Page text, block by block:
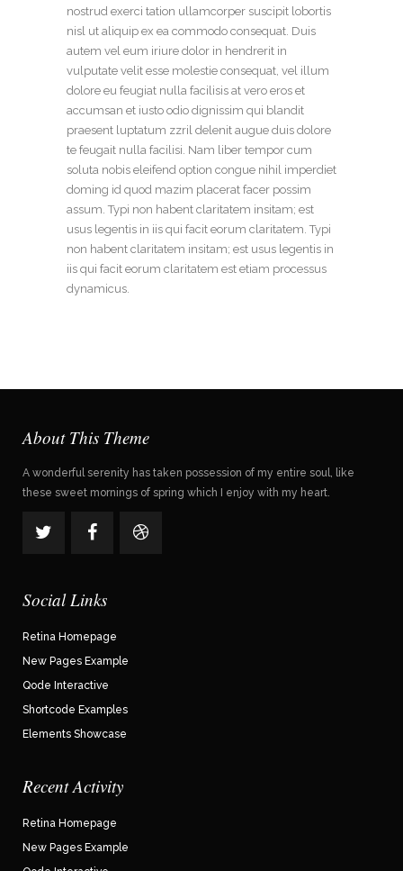
nostrud exerci tation ullamcorper suscipit lobortis
nisl ut aliquip ex ea commodo consequat. Duis
autem vel eum iriure dolor in hendrerit in
vulputate velit esse molestie consequat, vel illum
dolore eu feugiat nulla facilisis at vero eros et
accumsan et iusto odio dignissim qui blandit
praesent luptatum zzril delenit augue duis dolore
te feugait nulla facilisi. Nam liber tempor cum
soluta nobis eleifend option congue nihil imperdiet
doming id quod mazim placerat facer possim
assum. Typi non habent claritatem insitam; est
usus legentis in iis qui facit eorum claritatem. Typi
non habent claritatem insitam; est usus legentis in
iis qui facit eorum claritatem est etiam processus
dynamicus.
About This Theme
A wonderful serenity has taken possession of my entire soul, like
these sweet mornings of spring which I enjoy with my heart.
Social Links
Retina Homepage
New Pages Example
Qode Interactive
Shortcode Examples
Elements Showcase
Recent Activity
Retina Homepage
New Pages Example